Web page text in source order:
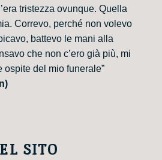
tristezza ovunque. Quella
Correvo, perché non volevo
battevo le mani alla
che non c’ero già più, mi
ospite del mio funerale”
SITO